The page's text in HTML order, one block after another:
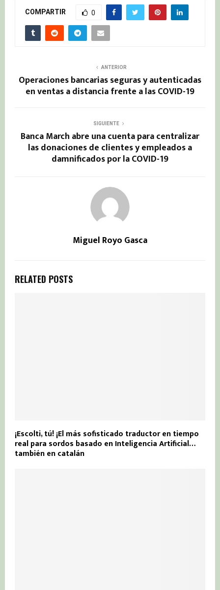
COMPARTIR 0
ANTERIOR
Operaciones bancarias seguras y autenticadas
en ventas a distancia frente a las COVID-19
SIGUIENTE
Banca March abre una cuenta para centralizar
las donaciones de clientes y empleados a
damnificados por la COVID-19
Miguel Royo Gasca
RELATED POSTS
¡Escolti, tú! ¡El más sofisticado traductor en tiempo
real para sordos basado en Inteligencia Artificial…
también en catalán